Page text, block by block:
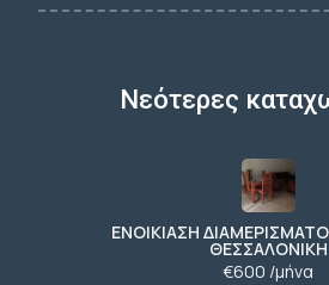
Νεότερες
ΕΝΟΙΚΙΑΣΗ
ΘΕΣΣΑΛΟΝΙΚΗ
€600 /μήνα